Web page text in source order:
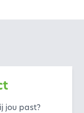
jou past?